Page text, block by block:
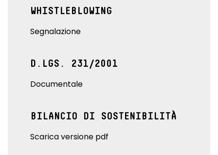
WHISTLEBLOWING
Segnalazione
D.LGS. 231/2001
Documentale
BILANCIO DI SOSTENIBILITÀ
Scarica versione pdf